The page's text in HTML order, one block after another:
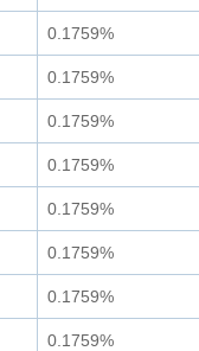
0.1759%
0.1759%
0.1759%
0.1759%
0.1759%
0.1759%
0.1759%
0.1759%